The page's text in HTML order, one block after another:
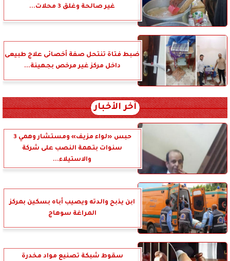
غير صالحة وغلق 3 محلات...
ضبط فتاة تنتحل صفة أخصائى علاج طبيعى
داخل مركز غير مرخص بجهينة...
آخر الأخبار
حبس «لواء مزيف» ومستشار وهمي 3
سنوات بتهمة النصب على شركة
والاستيلاء...
ابن يذبح والدته ويصيب أباه بسكين بمركز
المراغة سوهاج
سقوط شبكة تصنيع مواد مخدرة